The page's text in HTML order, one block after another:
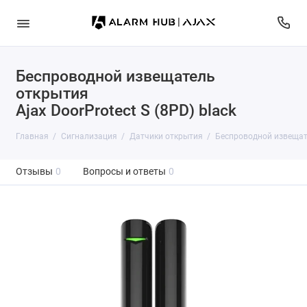
Беспроводной извещатель
открытия
Ajax DoorProtect S (8PD) black
Главная Сигнализация Датчики открытия Беспроводной
Отзывы 0 Вопросы и ответы 0